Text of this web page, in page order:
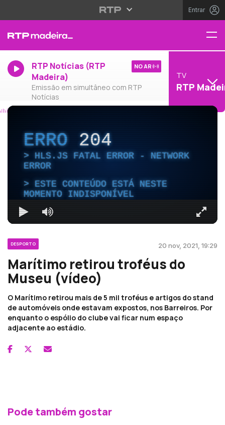
Entrar
RTP Notícias (RTP
Madeira)
Emissão em simultâneo com RTP
Notícias
NO AR
TV
RTP
ERRO204
HLS.JS FATAL ERROR - NETWORK
ERROR
ESTE CONTEÚDO ESTÁ NESTE
MOMENTO INDISPONÍVEL
DESPORTO 20 nov, 2021, 19:29
Marítimo retirou troféus do
Museu (vídeo)
O Marítimo retirou mais de 5 mil troféus e artigos do stand
de automóveis onde estavam expostos, nos Barreiros. Por
enquanto o espólio do clube vai ficar num espaço
adjacente ao estádio.
Pode também gostar